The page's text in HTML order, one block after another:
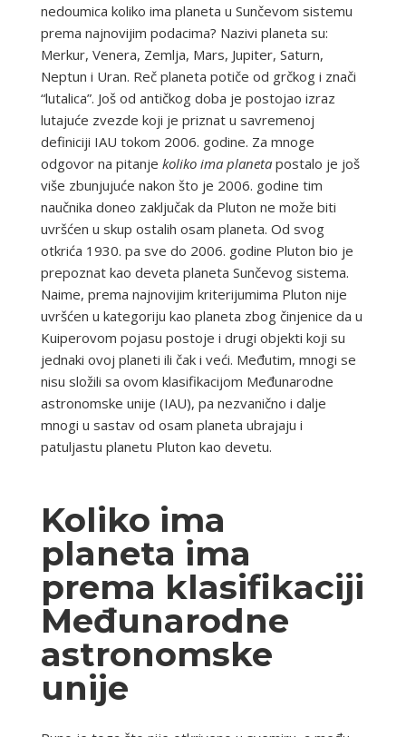
nedoumica koliko ima planeta u Sunčevom sistemu
prema najnovijim podacima? Nazivi planeta su:
Merkur, Venera, Zemlja, Mars, Jupiter, Saturn,
Neptun i Uran. Reč planeta potiče od grčkog i znači
“lutalica”. Još od antičkog doba je postojao izraz
lutajuće zvezde koji je priznat u savremenoj
definiciji IAU tokom 2006. godine. Za mnoge
odgovor na pitanje koliko ima planetapostalo je još
više zbunjujuće nakon što je 2006. godine tim
naučnika doneo zaključak da Pluton ne može biti
uvršćen u skup ostalih osam planeta. Od svog
otkrića 1930. pa sve do 2006. godine Pluton bio je
prepoznat kao deveta planeta Sunčevog sistema.
Naime, prema najnovijim kriterijumima Pluton nije
uvršćen u kategoriju kao planeta zbog činjenice da u
Kuiperovom pojasu postoje i drugi objekti koji su
jednaki ovoj planeti ili čak i veći. Međutim, mnogi se
nisu složili sa ovom klasifikacijom Međunarodne
astronomske unije (IAU), pa nezvanično i dalje
mnogi u sastav od osam planeta ubrajaju i
patuljastu planetu Pluton kao devetu.
Koliko ima
planeta ima
prema klasifikaciji
Međunarodne
astronomske
unije